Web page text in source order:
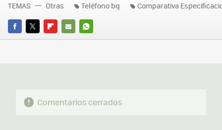
FACEBOOK
TWITTERFLIPBOARD
E-
WHATSAPP
TEMAS Otras Teléfono bq Comparativa
Comentarios cerrados